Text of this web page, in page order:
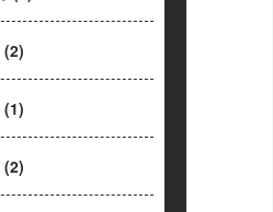
(2)
(1)
(2)